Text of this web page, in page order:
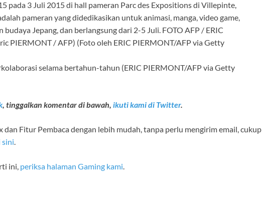
selama bertahun-tahun (ERIC PIERMONT/AFP via Getty
, tinggalkan komentar di bawah, ikuti kami di Twitter.
Fitur Pembaca dengan lebih mudah, tanpa perlu mengirim email, cukup
sini.
ini, periksa halaman Gaming kami.